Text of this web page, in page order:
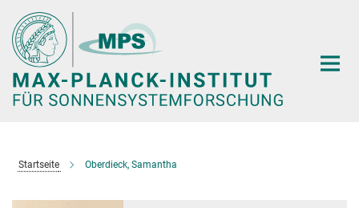
Hauptinhalt
Startseite Oberdieck, Samantha